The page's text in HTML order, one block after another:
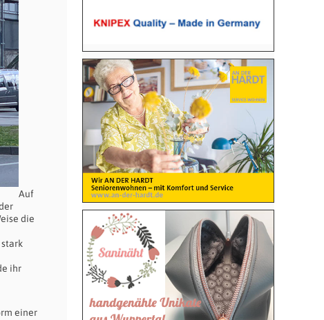
Auf
die
ihr
einer